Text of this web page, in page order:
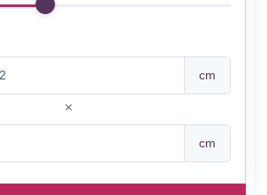
cm
cm